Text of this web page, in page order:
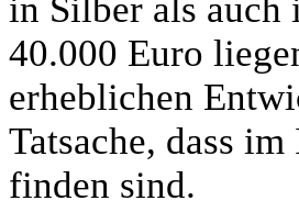
in Silber als auch
40.000 Euro
erheblichen
Tatsache, dass
finden sind.